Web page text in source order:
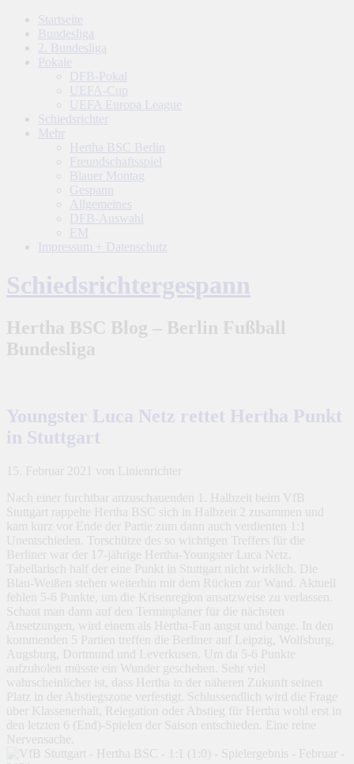
Startseite
Bundesliga
2. Bundesliga
Pokale
DFB-Pokal
UEFA-Cup
UEFA Europa League
Schiedsrichter
Mehr
Hertha BSC Berlin
Freundschaftsspiel
Blauer Montag
Gespann
Allgemeines
DFB-Auswahl
EM
Impressum + Datenschutz
Schiedsrichtergespann
Hertha BSC Blog – Berlin Fußball
Bundesliga
Youngster Luca Netz rettet Hertha Punkt
in Stuttgart
15. Februar 2021
von Linienrichter
Nach einer furchtbar anzuschauenden 1. Halbzeit beim VfB
Stuttgart rappelte Hertha BSC sich in Halbzeit 2 zusammen und
kam kurz vor Ende der Partie zum dann auch verdienten 1:1
Unentschieden. Torschütze des so wichtigen Treffers für die
Berliner war der 17-jährige Hertha-Youngster Luca Netz.
Tabellarisch half der eine Punkt in Stuttgart nicht wirklich. Die
Blau-Weißen stehen weiterhin mit dem Rücken zur Wand. Aktuell
fehlen 5-6 Punkte, um die Krisenregion ansatzweise zu verlassen.
Schaut man dann auf den Terminplaner für die nächsten
Ansetzungen, wird einem als Hertha-Fan angst und bange. In den
kommenden 5 Partien treffen die Berliner auf Leipzig, Wolfsburg,
Augsburg, Dortmund und Leverkusen. Um da 5-6 Punkte
aufzuholen müsste ein Wunder geschehen. Sehr viel
wahrscheinlicher ist, dass Hertha in der näheren Zukunft seinen
Platz in der Abstiegszone verfestigt. Schlussendlich wird die Frage
über Klassenerhalt, Relegation oder Abstieg für Hertha wohl erst in
den letzten 6 (End)-Spielen der Saison entschieden. Eine reine
Nervensache.